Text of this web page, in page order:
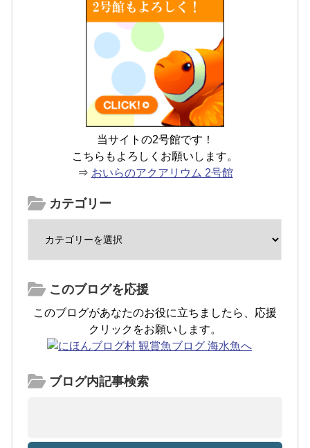
当サイトの2号館です！
こちらもよろしくお願いします。
⇒ おいらのアクアリウム 2号館
カテゴリー
このブログを応援
このブログがあなたのお役に立ちましたら、応援
クリックをお願いします。
ブログ内記事検索